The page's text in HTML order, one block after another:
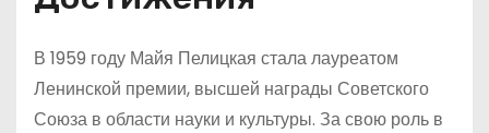
В 1959 году Майя Пелицкая стала лауреатом
Ленинской премии, высшей награды Советского
Союза в области науки и культуры. За свою роль в